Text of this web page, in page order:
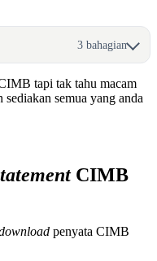
3 bahagian
tapi tak tahu macam
semua yang anda
CIMB
penyata CIMB